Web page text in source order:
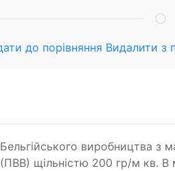
до порівняння Видалити з
виробництва
щільністю 200 гр/м кв. В